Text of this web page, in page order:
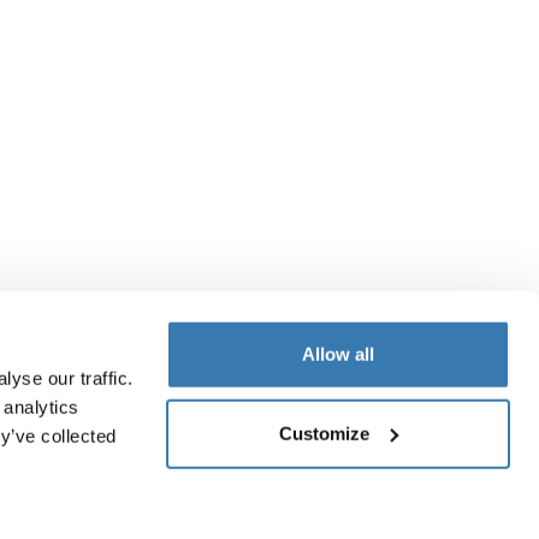
our traffic.
collected
Allow all
Customize